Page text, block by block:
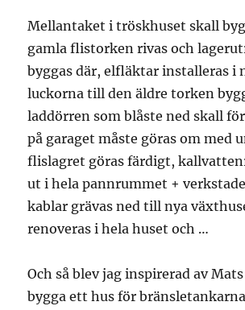
Mellantaket i tröskhuset skall
gamla flistorken rivas och
byggas där, elfläktar installeras i
luckorna till den äldre torken
laddörren som blåste ned skall
på garaget måste göras om med
flislagret göras färdigt,
ut i hela pannrummet +
kablar grävas ned till nya
renoveras i hela huset och …
Och så blev jag inspirerad av
bygga ett hus för